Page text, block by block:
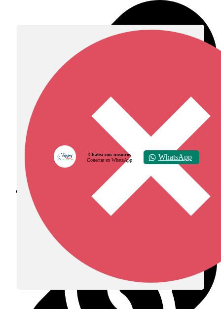
Diócesis de Zipaquirá
Chatea con nosotros
Conectar en WhatsApp
WhatsApp